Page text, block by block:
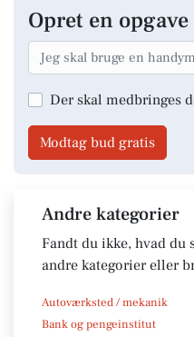
Opret en opgave
Der skal medbringes
Modtag bud gratis
Andre kategorier
Fandt du ikke, hvad du
andre kategorier eller
Autoværksted / mekanik
Bank og pengeinstitut